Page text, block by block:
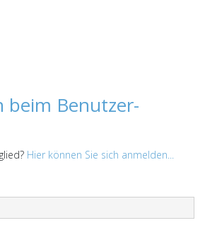
beim Benutzer-
Hier können Sie sich anmelden...